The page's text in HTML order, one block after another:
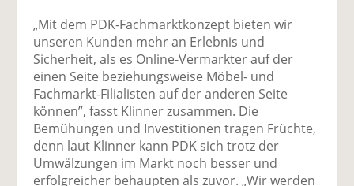
„Mit dem PDK-Fachmarktkonzept bieten wir
unseren Kunden mehr an Erlebnis und
Sicherheit, als es Online-Vermarkter auf der
einen Seite beziehungsweise Möbel- und
Fachmarkt-Filialisten auf der anderen Seite
können”, fasst Klinner zusammen. Die
Bemühungen und Investitionen tragen Früchte,
denn laut Klinner kann PDK sich trotz der
Umwälzungen im Markt noch besser und
erfolgreicher behaupten als zuvor. „Wir werden